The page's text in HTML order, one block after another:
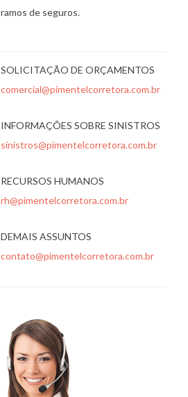
ramos de seguros.
SOLICITAÇÃO DE ORÇAMENTOS
comercial@pimentelcorretora.com.br
INFORMAÇÕES SOBRE SINISTROS
sinistros@pimentelcorretora.com.br
RECURSOS HUMANOS
rh@pimentelcorretora.com.br
DEMAIS ASSUNTOS
contato@pimentelcorretora.com.br